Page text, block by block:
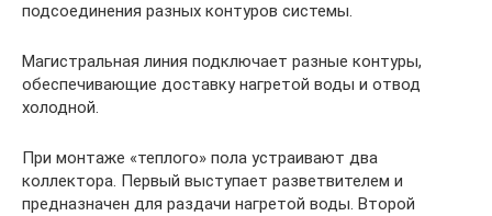
подсоединения разных контуров системы.
Магистральная линия подключает разные контуры,
обеспечивающие доставку нагретой воды и отвод
холодной.
При монтаже «теплого» пола устраивают два
коллектора. Первый выступает разветвителем и
предназначен для раздачи нагретой воды. Второй